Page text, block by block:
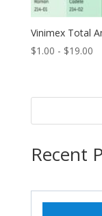
Vinimex Total
$1.00 - $19.00
Recent